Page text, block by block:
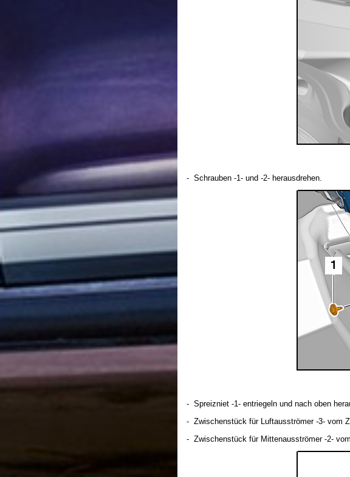
- Schrauben -1- und -2- herausdrehen.
- Spreizniet -1- entriegeln und nach oben
- Zwischenstück für Luftausströmer -3- vom
- Zwischenstück für Mittenausströmer -2-